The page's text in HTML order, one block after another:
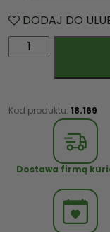
DODAJ DO
l
ć
Kod produktu: 18.169
Dostawa firmą